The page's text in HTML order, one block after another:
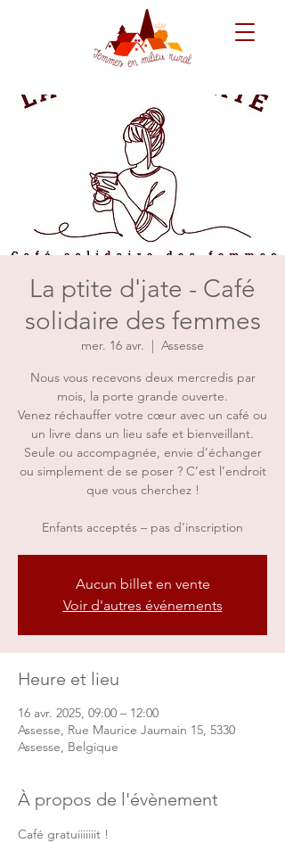
La ptite d'jate - Café
solidaire des femmes
mer. 16 avr.
  |
Assesse
Nous vous recevons deux mercredis par
mois, la porte grande ouverte.
Venez réchauffer votre cœur avec un café ou
un livre dans un lieu safe et bienveillant.
Seule ou accompagnée, envie d’échanger
ou simplement de se poser ? C’est l’endroit
que vous cherchez !
Enfants acceptés – pas d’inscription
Aucun billet en vente
Voir d'autres événements
Heure et lieu
16 avr. 2025, 09:00 – 12:00
Assesse, Rue Maurice Jaumain 15, 5330
Assesse, Belgique
À propos de l'évènement
Café gratuiiiiiiit !